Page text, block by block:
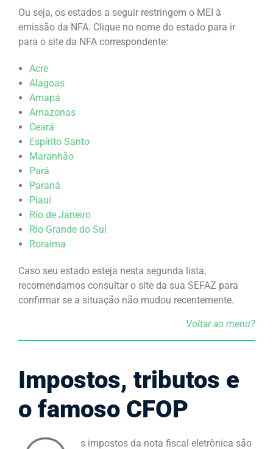
Ou seja, os estados a seguir restringem o MEI à
emissão da NFA. Clique no nome do estado para ir
para o site da NFA correspondente:
Acre
Alagoas
Amapá
Amazonas
Ceará
Espírito Santo
Maranhão
Pará
Paraná
Piauí
Rio de Janeiro
Rio Grande do Sul
Roraima
Caso seu estado esteja nesta segunda lista,
recomendamos consultar o site da sua SEFAZ para
confirmar se a situação não mudou recentemente.
Voltar ao menu?
Impostos, tributos e
o famoso CFOP
s impostos da nota fiscal eletrônica são